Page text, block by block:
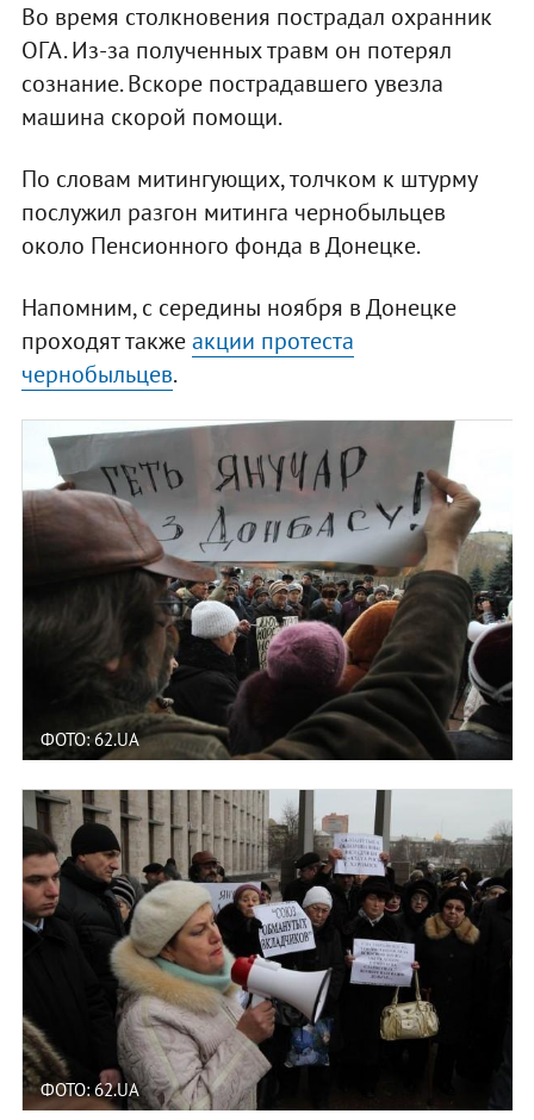
Во время столкновения пострадал охранник
ОГА. Из-за полученных травм он потерял
сознание. Вскоре пострадавшего увезла
машина скорой помощи.
По словам митингующих, толчком к штурму
послужил разгон митинга чернобыльцев
около Пенсионного фонда в Донецке.
Напомним, с середины ноября в Донецке
проходят такжеакции протеста
чернобыльцев.
ФОТО: 62.UA
ФОТО: 62.UA